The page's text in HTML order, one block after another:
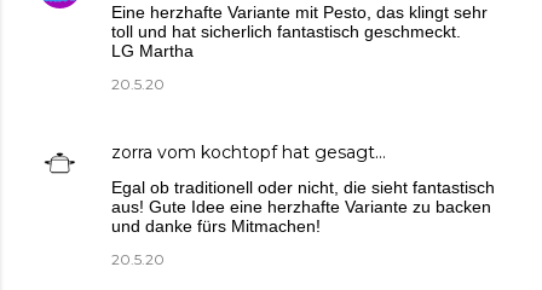
Eine herzhafte Variante mit Pesto, das klingt sehr
toll und hat sicherlich fantastisch geschmeckt.
LG Martha
20.5.20
zorra vom kochtopfhat gesagt…
Egal ob traditionell oder nicht, die sieht fantastisch
aus! Gute Idee eine herzhafte Variante zu backen
und danke fürs Mitmachen!
20.5.20